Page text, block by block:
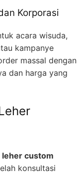
Korporasi
acara wisuda,
kampanye
massal dengan
dan harga yang
leher custom
konsultasi